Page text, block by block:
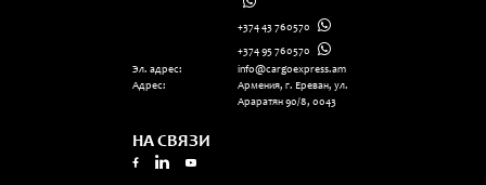
+374 43 760570
+374 95 760570
Эл. адрес:
info@cargoexpress.am
Адрес:
Армения, г. Ереван, ул.
Араратян 90/8, 0043
НА СВЯЗИ